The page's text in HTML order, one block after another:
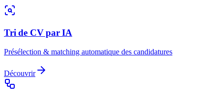
Tri de CV par IA
Présélection & matching automatique des candidatures
Découvrir